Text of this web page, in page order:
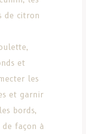
de citron
et
les
et garnir
bords,
façon à